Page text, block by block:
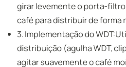
girar levemente o porta-
café para distribuir de forma
3. Implementação do
distribuição (agulha WDT,
agitar suavemente o café